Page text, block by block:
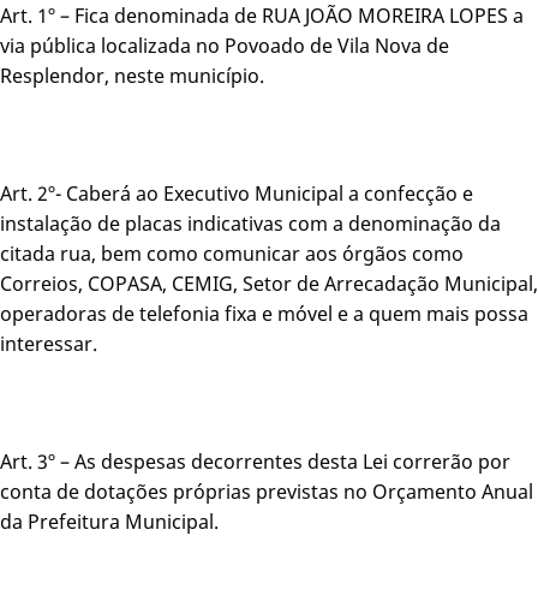
Art. 1º – Fica denominada de RUA JOÃO MOREIRA LOPES a
via pública localizada no Povoado de Vila Nova de
Resplendor, neste município.
Art. 2º- Caberá ao Executivo Municipal a confecção e
instalação de placas indicativas com a denominação da
citada rua, bem como comunicar aos órgãos como
Correios, COPASA, CEMIG, Setor de Arrecadação Municipal,
operadoras de telefonia fixa e móvel e a quem mais possa
interessar.
Art. 3º – As despesas decorrentes desta Lei correrão por
conta de dotações próprias previstas no Orçamento Anual
da Prefeitura Municipal.